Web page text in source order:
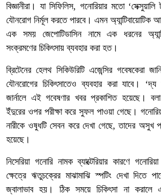
বিজ্ঞানীরা। যা সিফিলিস, গনোরিয়ার মতো ‘সেক্সুয়ালি
যৌনরোগ নির্মূল করতে পারবে। এমন অ্যান্টিবায়োটিক
এক সময় জেপোটিডাসিন নামে এক ধরনের
সংক্রমণের চিকিৎসায় ব্যবহার করা হত।
ব্রিটেনের হেলথ সিকিউরিটি এজেন্সির গবেষকেরা
যৌনরোগের চিকিৎসাতেও ব্যবহার করা যাবে। ‘দ্য
জার্নালে এই গবেষণার খবর প্রকাশিত হয়েছে। বলা
ইঁদুরের ওপর পরীক্ষা করে সুফল পাওয়া গেছে।
নারীকে ওষুধটি সেবন করে দেখা গেছে, তাদের অসুখ
হয়েছে।
নিসেরিয়া গনোরি নামক ব্যাক্টেরিয়ার কারণে
ক্ষেত্রে ঋতুচক্রের মাঝামাঝি স্পটিং দেখা দিতে
জ্বালাভাব হয়। ঠিক সময়ে চিকিৎসা না